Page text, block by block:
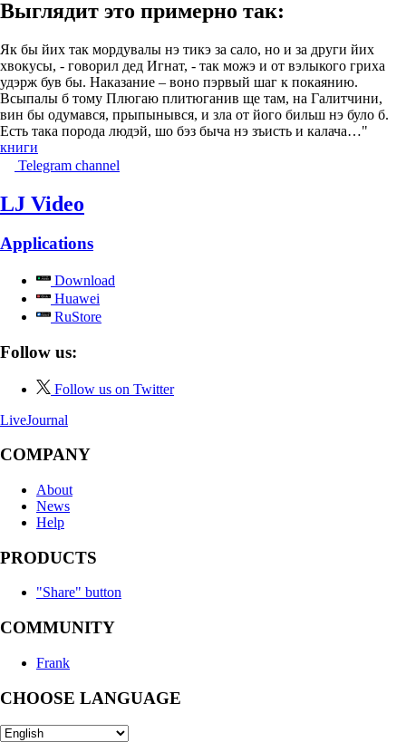
Выглядит это примерно так:
Як бы йих так мордувалы нэ тикэ за сало, но и за други йих
хвокусы, - говорил дед Игнат, - так можэ и от вэлыкого гриха
удэрж був бы. Наказание – воно пэрвый шаг к покаянию.
Всыпалы б тому Плюгаю плитюганив ще там, на Галитчини,
вин бы одумався, прыпынывся, и зла от його бильш нэ було б.
Есть така порода людэй, шо бэз быча нэ зъисть и калача…"
книги
Telegram channel
LJ Video
Applications
Download
Huawei
RuStore
Follow us:
Follow us on Twitter
LiveJournal
COMPANY
About
News
Help
PRODUCTS
"Share" button
COMMUNITY
Frank
CHOOSE LANGUAGE